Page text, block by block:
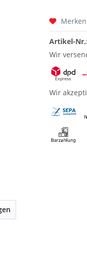
Merken
Artikel-Nr.:
Wir
Wir